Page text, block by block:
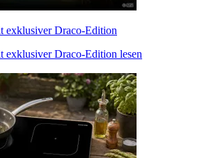
exklusiver Draco-Edition
exklusiver Draco-Edition lesen